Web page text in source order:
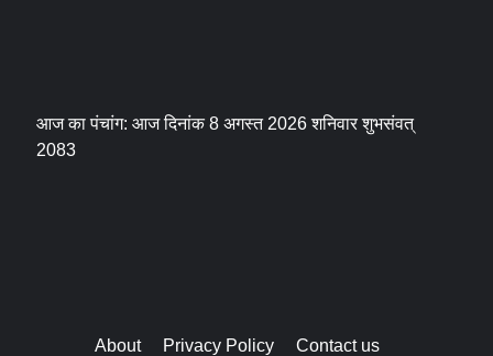
आज का पंचांग: आज दिनांक 8 अगस्त 2026 शनिवार शुभसंवत्
2083
About Privacy Policy Contact us